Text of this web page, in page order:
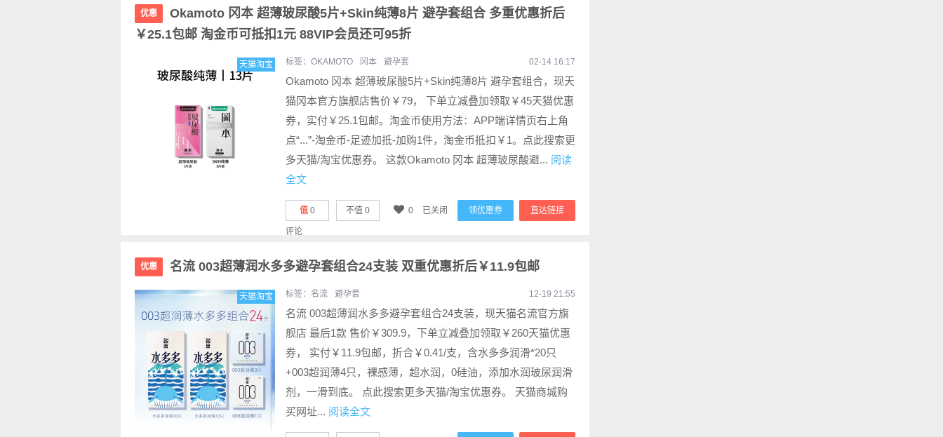
优惠
Okamoto 冈本 超薄玻尿酸5片+Skin纯薄8片 避孕套组合 多重优惠折后
￥25.1包邮 淘金币可抵扣1元 88VIP会员还可95折
天猫淘宝 标签： OKAMOTO 冈本 避孕套 02-14 16:17
Okamoto 冈本 超薄玻尿酸5片+Skin纯薄8片 避孕套组合，现天
猫冈本官方旗舰店售价￥79， 下单立减叠加领取￥45天猫优惠
券，实付￥25.1包邮。淘金币使用方法：APP端详情页右上角
点“...”-淘金币-足迹加抵-加购1件，淘金币抵扣￥1。点此搜索更
多天猫/淘宝优惠券。 这款Okamoto 冈本 超薄玻尿酸避... 阅读
全文
直达链接
领优惠券
值 0 不值 0 0 已关闭
评论
优惠 名流 003超薄润水多多避孕套组合24支装 双重优惠折后￥11.9包邮
天猫淘宝 标签： 名流 避孕套 12-19 21:55
名流 003超薄润水多多避孕套组合24支装，现天猫名流官方旗
舰店 最后1款 售价￥309.9，下单立减叠加领取￥260天猫优惠
券， 实付￥11.9包邮，折合￥0.41/支，含水多多润滑*20只
+003超润薄4只，裸感薄，超水润，0硅油，添加水润玻尿润滑
剂，一滑到底。 点此搜索更多天猫/淘宝优惠券。 天猫商城购
买网址... 阅读全文